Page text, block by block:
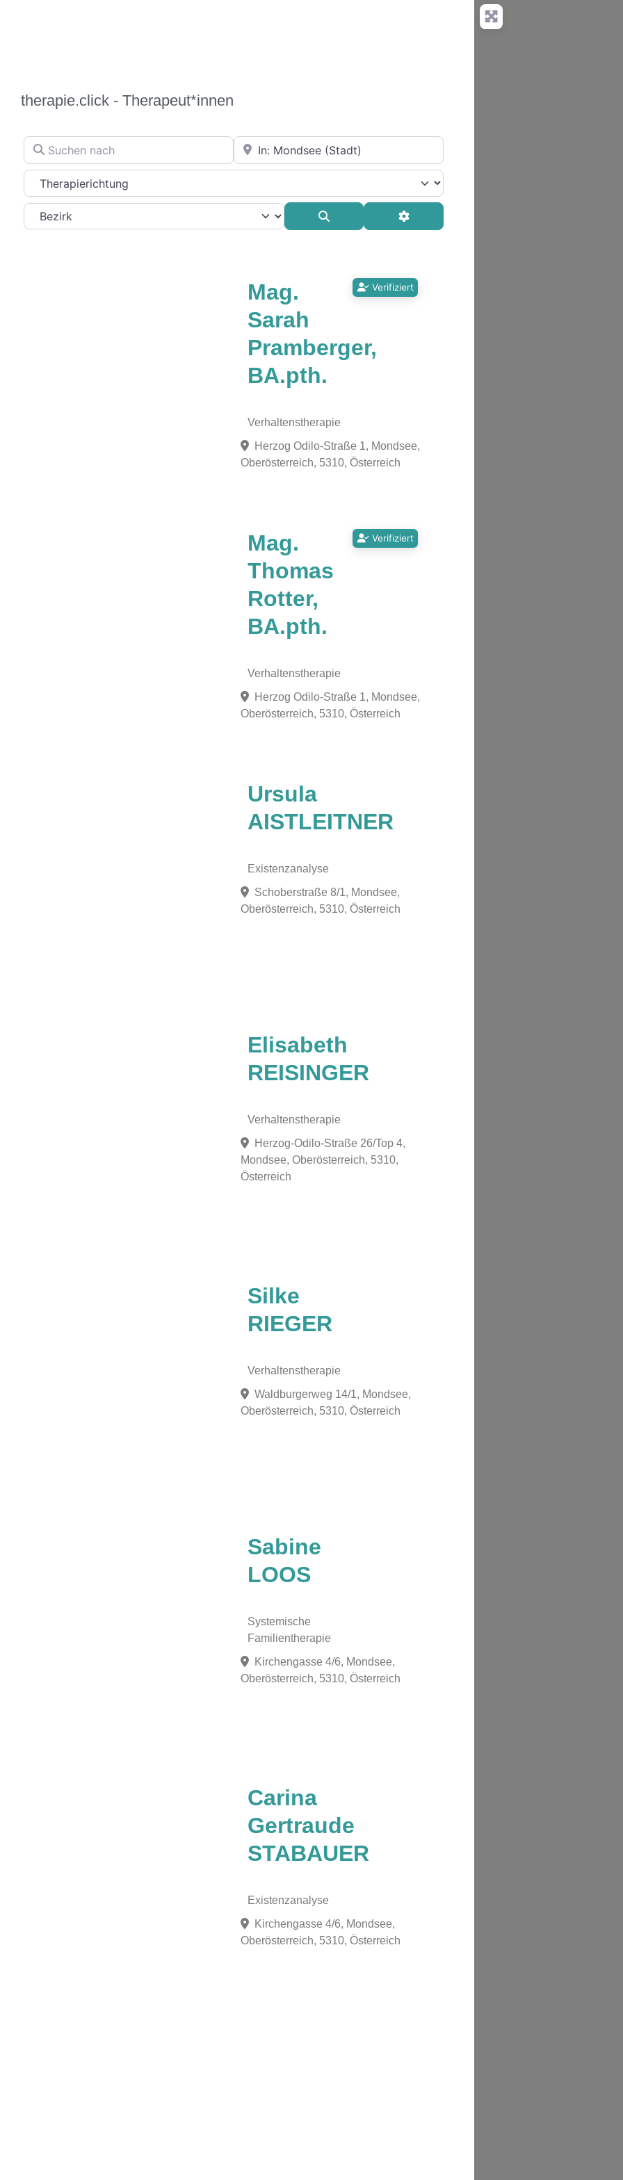
therapie.click - Therapeut*innen
Suchen nach In der Nähe
Therapierichtung
Advanced Filters
Favorit
Mag.
Sarah
Pramberger,
BA.pth.
Verhaltenstherapie
Verifiziert
Herzog Odilo-Straße 1, Mondsee,
Oberösterreich, 5310, Österreich
Favorit
Mag.
Thomas
Rotter,
BA.pth.
Verhaltenstherapie
Verifiziert
Herzog Odilo-Straße 1, Mondsee,
Oberösterreich, 5310, Österreich
Favorit
Ursula
AISTLEITNER
Existenzanalyse
Schoberstraße 8/1, Mondsee,
Oberösterreich, 5310, Österreich
Favorit
Elisabeth
REISINGER
Verhaltenstherapie
Herzog-Odilo-Straße 26/Top 4,
Mondsee, Oberösterreich, 5310,
Österreich
Favorit
Silke
RIEGER
Verhaltenstherapie
Waldburgerweg 14/1, Mondsee,
Oberösterreich, 5310, Österreich
Favorit
Sabine
LOOS
Systemische
Familientherapie
Kirchengasse 4/6, Mondsee,
Oberösterreich, 5310, Österreich
Favorit
Carina
Gertraude
STABAUER
Existenzanalyse
Kirchengasse 4/6, Mondsee,
Oberösterreich, 5310, Österreich